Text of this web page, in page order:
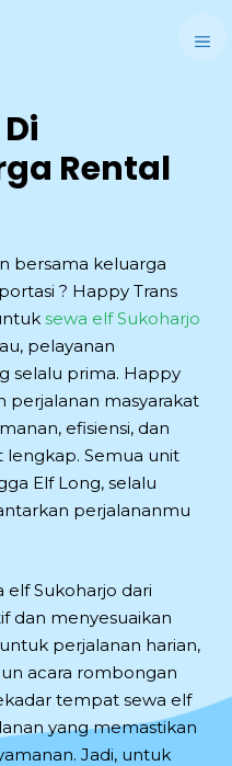
Rental
bersama keluarga
? Happy Trans
sewa elf Sukoharjo
pelayanan
selalu prima. Happy
perjalanan masyarakat
efisiensi, dan
Semua unit
Elf Long, selalu
perjalananmu
elf Sukoharjo dari
dan menyesuaikan
perjalanan harian,
acara rombongan
tempat sewa elf
yang memastikan
Jadi, untuk